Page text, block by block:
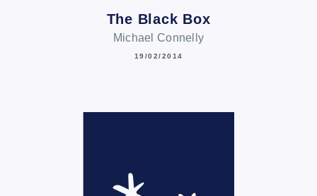
The Black Box
Michael Connelly
19/02/2014